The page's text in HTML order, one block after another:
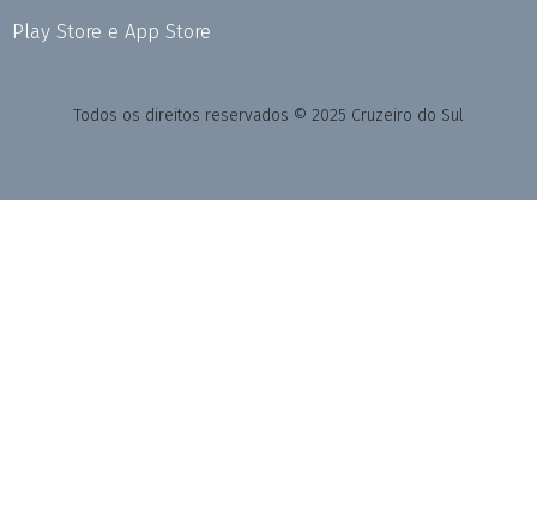
Play Store e App Store
Todos os direitos reservados © 2025 Cruzeiro do Sul